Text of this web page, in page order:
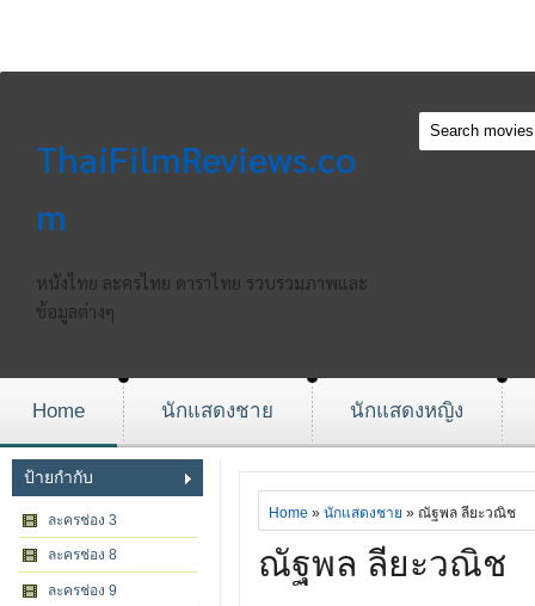
ThaiFilmReviews.co
m
หนังไทย ละครไทย ดาราไทย รวบรวมภาพและ
ข้อมูลต่างๆ
Home นักแสดงชาย นักแสดงหญิง
ป้ายกำกับ
ละครช่อง 3
ละครช่อง 8
ละครช่อง 9
Home » นักแสดงชาย » ณัฐพล ลียะวณิช
ณัฐพล ลียะวณิช